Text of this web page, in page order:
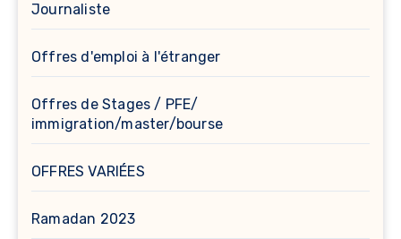
Journaliste
Offres d'emploi à l'étranger
Offres de Stages / PFE/
immigration/master/bourse
OFFRES VARIÉES
Ramadan 2023